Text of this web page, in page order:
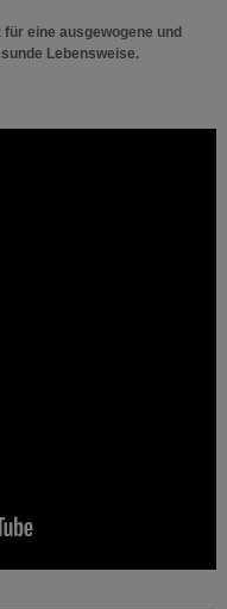
eine ausgewogene und
Lebensweise.